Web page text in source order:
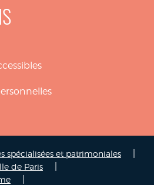
spécialisées et patrimoniales
de Paris